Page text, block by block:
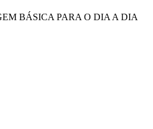
BÁSICA PARA O DIA A DIA